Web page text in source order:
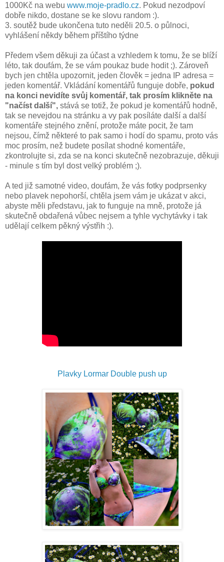
1000Kč na webu www.moje-pradlo.cz. Pokud nezodpoví
dobře nikdo, dostane se ke slovu random :).
3. soutěž bude ukončena tuto neděli 20.5. o půlnoci,
vyhlášení někdy během příštího týdne
Předem všem děkuji za účast a vzhledem k tomu, že se blíží
léto, tak doufám, že se vám poukaz bude hodit ;). Zároveň
bych jen chtěla upozornit, jeden člověk = jedna IP adresa =
jeden komentář. Vkládání komentářů funguje dobře, pokud
na konci nevidíte svůj komentář, tak prosím klikněte na
"načíst další", stává se totiž, že pokud je komentářů hodně,
tak se nevejdou na stránku a vy pak posíláte další a další
komentáře stejného znění, protože máte pocit, že tam
nejsou, čímž některé to pak samo i hodí do spamu, proto vás
moc prosím, než budete posílat shodné komentáře,
zkontrolujte si, zda se na konci skutečně nezobrazuje, děkuji
- minule s tím byl dost velký problém ;).
A ted již samotné video, doufám, že vás fotky podprsenky
nebo plavek nepohorší, chtěla jsem vám je ukázat v akci,
abyste měli představu, jak to funguje na mně, protože já
skutečně obdařená vůbec nejsem a tyhle vychytávky i tak
udělají celkem pěkný výstřih :).
Plavky Lormar Double push up